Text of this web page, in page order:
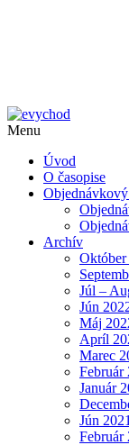
Menu
Úvod
O časopise
Archív
Október
Júl –
Jún
Máj
Apríl
Marec
Február
Január
Jún 2021
Február